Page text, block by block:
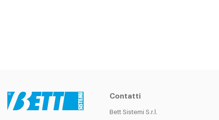
Contatti
Bett Sistemi S.r.l.